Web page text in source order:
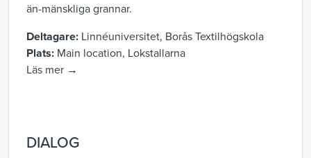
än-mänskliga grannar.
Deltagare: Linnéuniversitet, Borås Textilhögskola
Plats: Main location, Lokstallarna
Läs mer →
DIALOG